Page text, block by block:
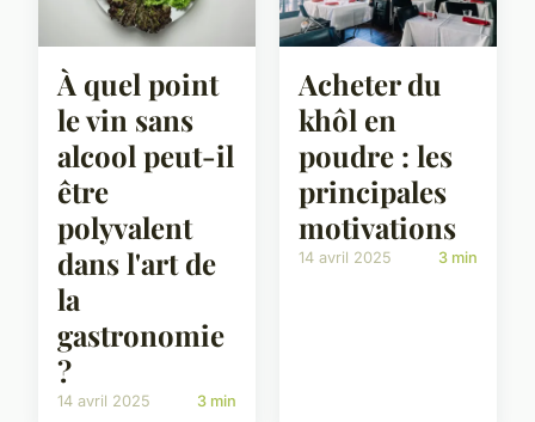
À quel point
le vin sans
alcool peut-il
être
polyvalent
dans l'art de
la
gastronomie
?
14 avril 2025 3 min
Acheter du
khôl en
poudre : les
principales
motivations
14 avril 2025 3 min